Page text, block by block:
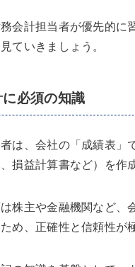
会計担当者が優先的に
ていきましょう。
必須の知識
は、会社の「成績表」
、損益計算書など）を作
株主や金融機関など、
め、正確性と信頼性が